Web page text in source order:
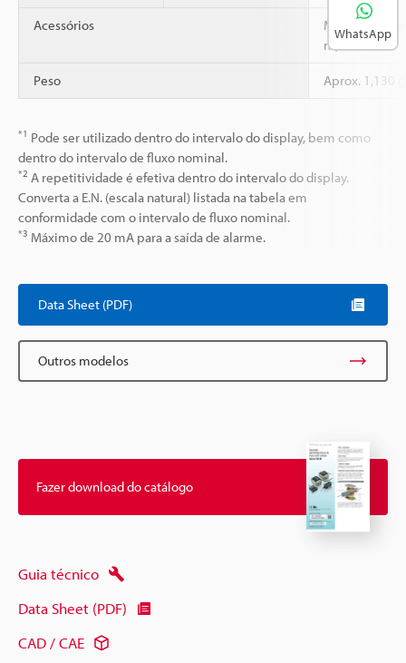
Acessórios
Manual de
m)
Peso Aprox. 1,130 g
*1 Pode ser utilizado dentro do intervalo do display, bem como
dentro do intervalo de fluxo nominal.
*2 A repetitividade é efetiva dentro do intervalo do display.
Converta a E.N. (escala natural) listada na tabela em
conformidade com o intervalo de fluxo nominal.
*3 Máximo de 20 mA para a saída de alarme.
Data Sheet (PDF)
Outros modelos
Fazer download do catálogo
Guia técnico
Data Sheet (PDF)
CAD / CAE
WhatsApp